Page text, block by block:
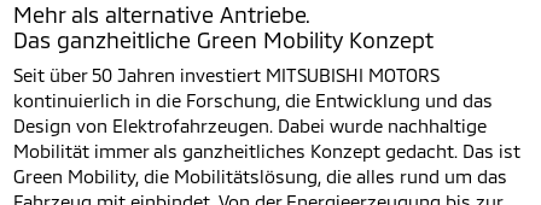
Mehr als alternative Antriebe.
Das ganzheitliche Green Mobility Konzept
Seit über 50 Jahren investiert MITSUBISHI MOTORS
kontinuierlich in die Forschung, die Entwicklung und das
Design von Elektrofahrzeugen. Dabei wurde nachhaltige
Mobilität immer als ganzheitliches Konzept gedacht. Das ist
Green Mobility, die Mobilitätslösung, die alles rund um das